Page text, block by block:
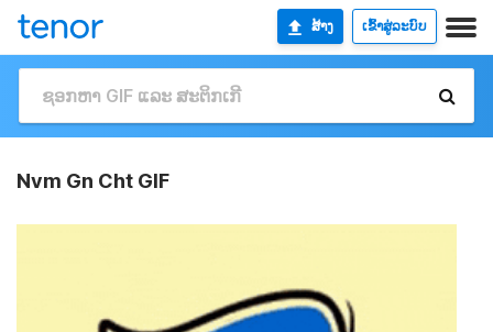
ສ້າງ ເຂົ້າສູ່ລະບົບ
Nvm Gn Cht GIF